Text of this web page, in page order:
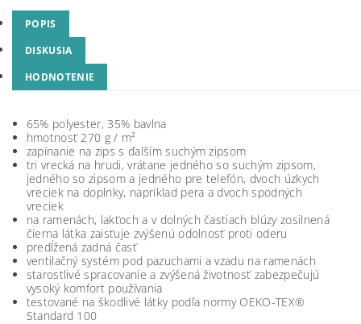
POPIS
DISKUSIA
HODNOTENIE
65% polyester, 35% bavlna
hmotnosť 270 g / m²
zapínanie na zips s ďalším suchým zipsom
tri vrecká na hrudi, vrátane jedného so suchým zipsom,
jedného so zipsom a jedného pre telefón, dvoch úzkych
vreciek na doplnky, napríklad pera a dvoch spodných
vreciek
na ramenách, lakťoch a v dolných častiach blúzy zosilnená
čierna látka zaisťuje zvýšenú odolnosť proti oderu
predĺžená zadná časť
ventilačný systém pod pazuchami a vzadu na ramenách
starostlivé spracovanie a zvýšená životnosť zabezpečujú
vysoký komfort používania
testované na škodlivé látky podľa normy OEKO-TEX®
Standard 100